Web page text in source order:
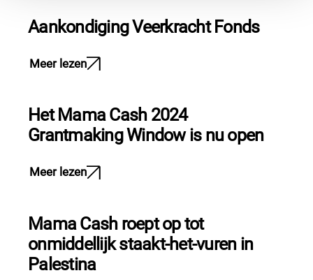
Aankondiging Veerkracht Fonds
Meer lezen
Het Mama Cash 2024
Grantmaking Window is nu open
Meer lezen
Mama Cash roept op tot
onmiddellijk staakt-het-vuren in
Palestina